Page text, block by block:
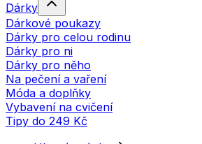
Dárky
Dárkové poukazy
Dárky pro celou rodinu
Dárky pro ni
Dárky pro něho
Na pečení a vaření
Móda a doplňky
Vybavení na cvičení
Tipy do 249 Kč